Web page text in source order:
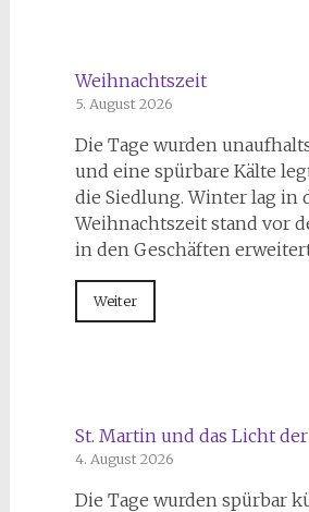
Weihnachtszeit
5. August 2026
Die Tage wurden
und eine spürbare Kälte
die Siedlung. Winter lag in
Weihnachtszeit stand vor
in den Geschäften
Weiter
St. Martin und das Licht
4. August 2026
Die Tage wurden spürbar